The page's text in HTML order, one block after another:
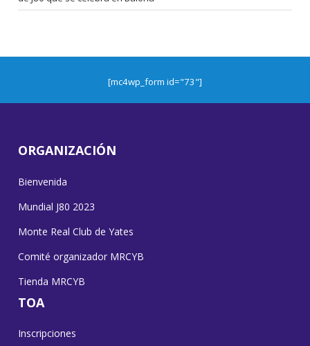
[mc4wp_form id="73"]
ORGANIZACIÓN
Bienvenida
Mundial J80 2023
Monte Real Club de Yates
Comité organizador MRCYB
Tienda MRCYB
TOA
Inscripciones